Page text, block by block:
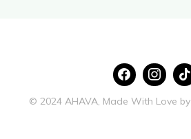
© 2024 AHAVA, Made With Love by